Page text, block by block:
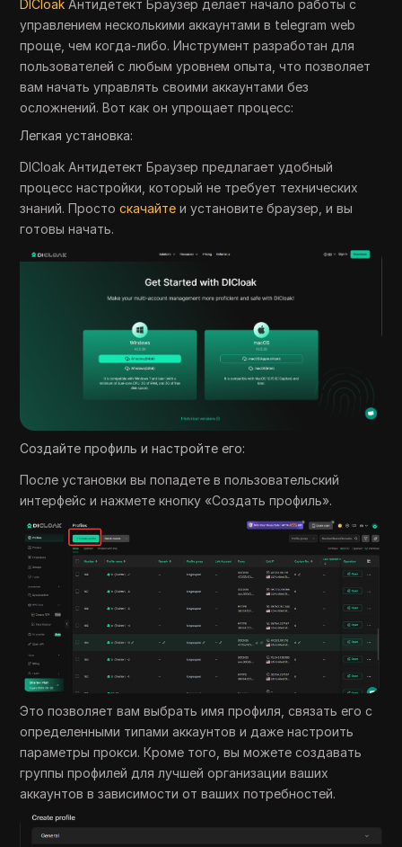
DICloak Антидетект Браузер делает начало работы с
управлением несколькими аккаунтами в telegram web
проще, чем когда-либо. Инструмент разработан для
пользователей с любым уровнем опыта, что позволяет
вам начать управлять своими аккаунтами без
осложнений. Вот как он упрощает процесс:
Легкая установка:
DICloak Антидетект Браузер предлагает удобный
процесс настройки, который не требует технических
знаний. Простоскачайте и установите браузер, и вы
готовы начать.
Создайте профиль и настройте его:
После установки вы попадете в пользовательский
интерфейс и нажмете кнопку «Создать профиль».
Это позволяет вам выбрать имя профиля, связать его с
определенными типами аккаунтов и даже настроить
параметры прокси. Кроме того, вы можете создавать
группы профилей для лучшей организации ваших
аккаунтов в зависимости от ваших потребностей.